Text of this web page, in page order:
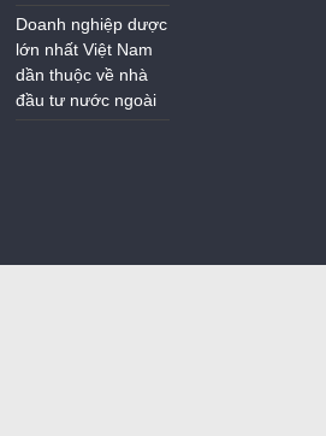
Doanh nghiệp dược
lớn nhất Việt Nam
dần thuộc về nhà
đầu tư nước ngoài